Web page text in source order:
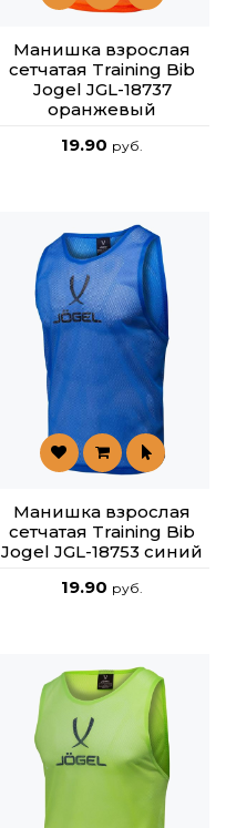
Манишка взрослая
сетчатая Training Bib
Jogel JGL-18737
оранжевый
19.90 руб.
Манишка взрослая
сетчатая Training Bib
Jogel JGL-18753 синий
19.90 руб.